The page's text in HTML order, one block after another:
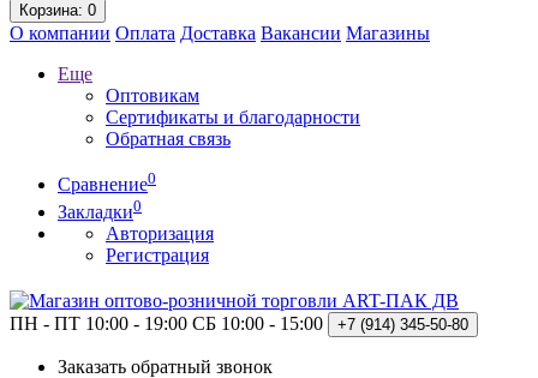
Корзина: 0
О компании Оплата Доставка Вакансии Магазины
Еще
Оптовикам
Сертификаты и благодарности
Обратная связь
Сравнение0
Закладки0
Авторизация
Регистрация
ПН - ПТ 10:00 - 19:00 СБ 10:00 - 15:00 +7 (914) 345-50-80
Заказать обратный звонок